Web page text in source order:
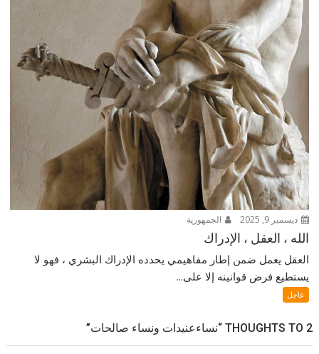
ديسمبر 9, 2025 الجمهورية
الله ، العقل ، الإدراك
العقل يعمل ضمن إطار مفاهيمي يحدده الإدراك البشري ، فهو لا
يستطيع فرض قوانينه إلا على...
عاجل
2 THOUGHTS TO “نساءعنيدات ونساء صالحات”